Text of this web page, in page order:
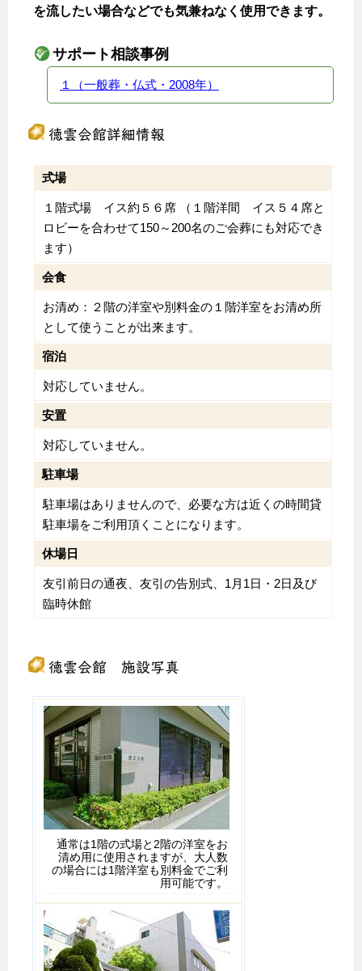
を流したい場合などでも気兼ねなく使用できます。
サポート相談事例
１（一般葬・仏式・2008年）
徳雲会館詳細情報
式場
１階式場 イス約５６席 （１階洋間 イス５４席と
ロビーを合わせて150～200名のご会葬にも対応でき
ます）
会食
お清め：２階の洋室や別料金の１階洋室をお清め所
として使うことが出来ます。
宿泊
対応していません。
安置
対応していません。
駐車場
駐車場はありませんので、必要な方は近くの時間貸
駐車場をご利用頂くことになります。
休場日
友引前日の通夜、友引の告別式、1月1日・2日及び
臨時休館
徳雲会館 施設写真
通常は1階の式場と2階の洋室をお
清め用に使用されますが、大人数
の場合には1階洋室も別料金でご利
用可能です。